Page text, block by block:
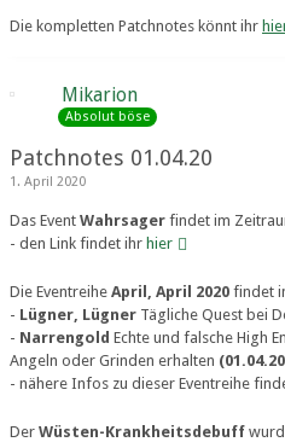
Die kompletten Patchnotes könnt ihr
Mikarion
Absolut böse
Patchnotes 01.04.20
1. April 2020
Das Event Wahrsager findet im
- den Link findet ihr hier
Die Eventreihe April, April 2020 findet
- Lügner, Lügner Tägliche Quest bei
- Narrengold Echte und falsche High
Angeln oder Grinden erhalten
- nähere Infos zu dieser Eventreihe
Der Wüsten-Krankheitsdebuff